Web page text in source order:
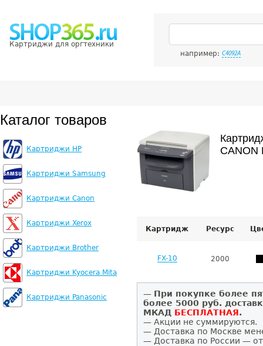
Картриджи для оргтехники
например: C4092A
Каталог товаров
Картриджи HP
Картриджи Samsung
Картриджи Canon
Картриджи Xerox
Картриджи Brother
Картриджи Kyocera Mita
Картриджи Panasonic
CANON
Картридж Ресурс
FX-10 2000
— При покупке более
более 5000 руб.
МКАД БЕСПЛАТНАЯ.
— Акции не суммируются.
— Доставка по Москве
— Доставка по России —